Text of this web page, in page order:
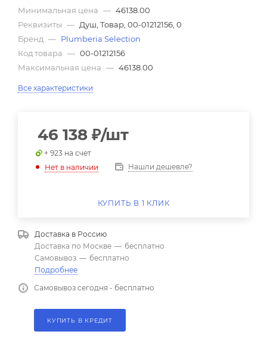
Минимальная цена — 46138.00
Реквизиты — Душ, Товар, 00-01212156, 0
Бренд — Plumberia Selection
Код товара — 00-01212156
Максимальная цена — 46138.00
Все характеристики
46 138 ₽/шт
+ 923 на счет
Нет в наличии
Нашли дешевле?
КУПИТЬ В 1 КЛИК
Доставка в Россию
Доставка по Москве — бесплатно
Самовывоз — бесплатно
Подробнее
Самовывоз сегодня - бесплатно
КУПИТЬ В КРЕДИТ